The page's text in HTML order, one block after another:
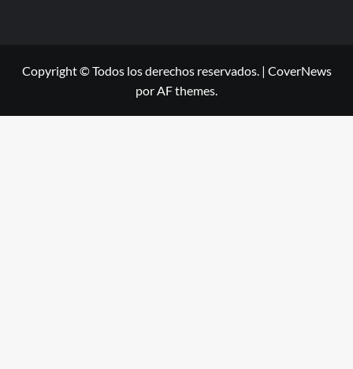
Copyright © Todos los derechos reservados. | CoverNews
por AF themes.